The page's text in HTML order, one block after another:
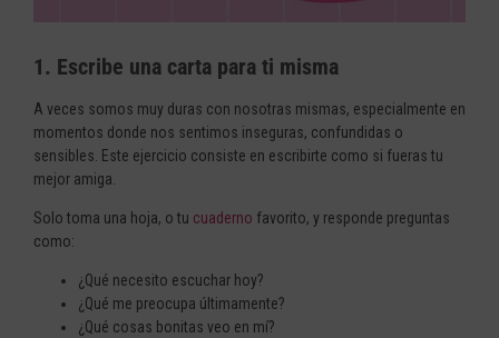
1. Escribe una carta para ti misma
A veces somos muy duras con nosotras mismas, especialmente en
momentos donde nos sentimos inseguras, confundidas o
sensibles. Este ejercicio consiste en escribirte como si fueras tu
mejor amiga.
Solo toma una hoja, o tu cuaderno favorito, y responde preguntas
como:
¿Qué necesito escuchar hoy?
¿Qué me preocupa últimamente?
¿Qué cosas bonitas veo en mí?